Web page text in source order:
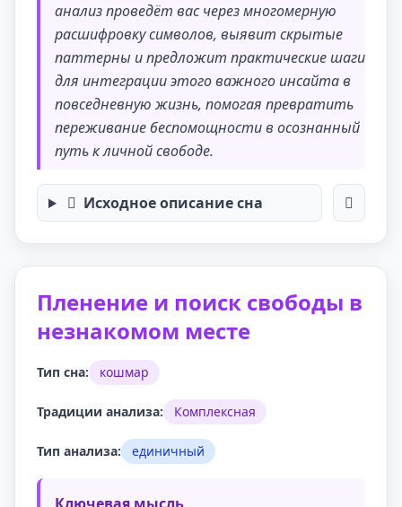
анализ проведёт вас через многомерную
расшифровку символов, выявит скрытые
паттерны и предложит практические шаги
для интеграции этого важного инсайта в
повседневную жизнь, помогая превратить
переживание беспомощности в осознанный
путь к личной свободе.
Исходное описание сна
Пленение и поиск свободы в
незнакомом месте
Тип сна: кошмар
Традиции анализа: Комплексная
Тип анализа: единичный